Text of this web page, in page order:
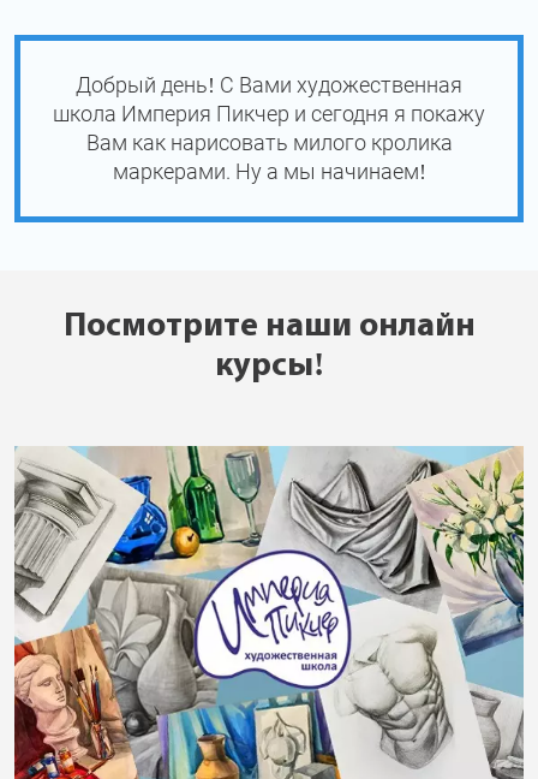
Добрый день! С Вами художественная
школа Империя Пикчер и сегодня я покажу
Вам как нарисовать милого кролика
маркерами. Ну а мы начинаем!
Посмотрите наши онлайн
курсы!